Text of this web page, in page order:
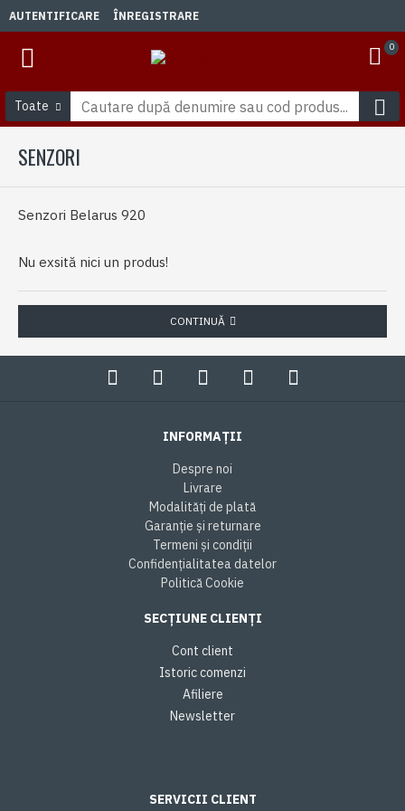
AUTENTIFICARE ÎNREGISTRARE
0
Toate
SENZORI
Senzori Belarus 920
Nu exsită nici un produs!
CONTINUĂ
INFORMAȚII
Despre noi
Livrare
Modalități de plată
Garanție și returnare
Termeni și condiții
Confidențialitatea datelor
Politică Cookie
SECȚIUNE CLIENȚI
Cont client
Istoric comenzi
Afiliere
Newsletter
SERVICII CLIENT